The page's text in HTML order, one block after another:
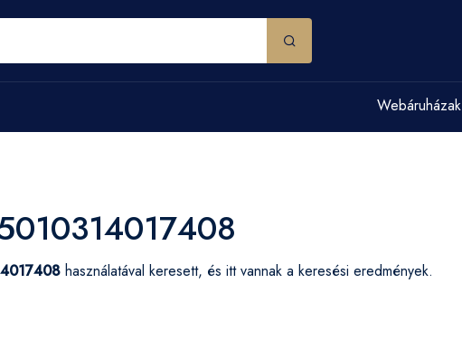
Webáruházak
használatával keresett, és itt vannak a keresési eredmények.